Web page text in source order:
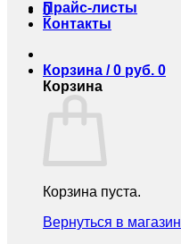
0
Прайс-листы
Контакты
Корзина /0 руб. 0
Корзина
Корзина пуста.
Вернуться в магазин